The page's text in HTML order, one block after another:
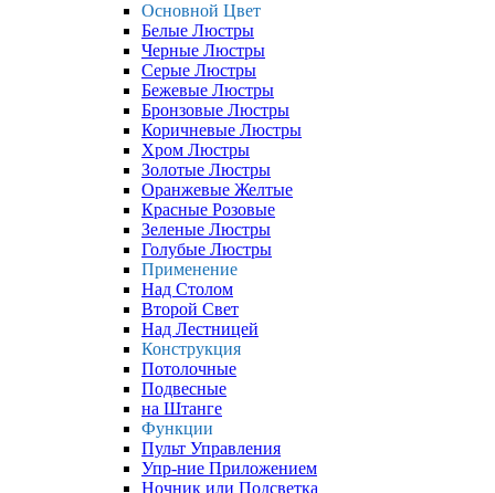
Основной Цвет
Белые Люстры
Черные Люстры
Серые Люстры
Бежевые Люстры
Бронзовые Люстры
Коричневые Люстры
Хром Люстры
Золотые Люстры
Оранжевые Желтые
Красные Розовые
Зеленые Люстры
Голубые Люстры
Применение
Над Столом
Второй Свет
Над Лестницей
Конструкция
Потолочные
Подвесные
на Штанге
Функции
Пульт Управления
Упр-ние Приложением
Ночник или Подсветка